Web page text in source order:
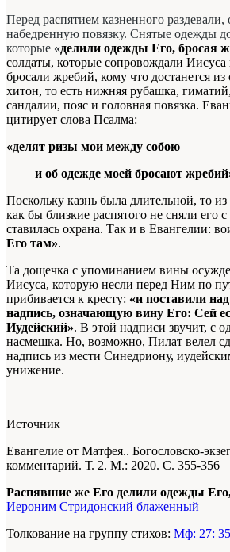
Перед распятием казненного раздевали,
набедренную повязку. Снятые одежды
которые «делили одежды Его, бросая
солдаты, которые сопровождали
бросали жребий, кому что достанется
хитон, то есть нижняя рубашка,
сандалии, пояс и головная повязка.
цитирует слова Псалма:
«делят ризы мои между собою
и об одежде моей бросают
Поскольку казнь была длительной, то
как бы близкие распятого не сняли его с
ставилась охрана. Так и в Евангелии:
Его там».
Та дощечка с упоминанием вины
Иисуса, которую несли перед Ним по
прибивается к кресту: «и поставили
надпись, означающую вину Его: Сей
Иудейский». В этой надписи звучит, с
насмешка. Но, возможно, Пилат велел
надпись из мести Синедриону,
унижение.
Источник
Евангелие от Матфея.. Богословско-
комментарий. Т. 2. М.: 2020. С. 355-356
Распявшие же Его делили одежды
Иероним Стридонский блаженный
Толкование на группу стихов: Мф: 27: